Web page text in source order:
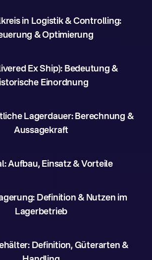
in Logistik & Controlling:
& Optimierung
Ex Ship): Bedeutung &
Einordnung
Lagerdauer: Berechnung &
Aussagekraft
Aufbau, Einsatz & Vorteile
Definition & Nutzen im
Lagerbetrieb
Definition, Güterarten &